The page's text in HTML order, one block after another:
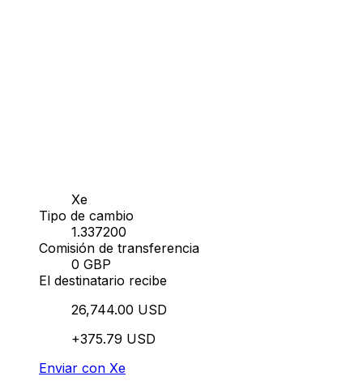
Xe
Tipo de cambio
1.337200
Comisión de transferencia
0 GBP
El destinatario recibe
26,744.00 USD
+375.79 USD
Enviar con Xe